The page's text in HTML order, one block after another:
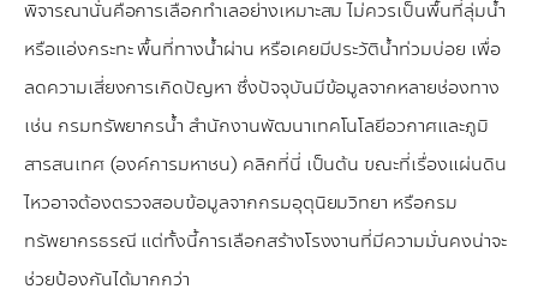
พิจารณานั่นคือการเลือกทำเลอย่างเหมาะสม ไม่ควรเป็นพื้นที่ลุ่มน้ำ
หรือแอ่งกระทะ พื้นที่ทางน้ำผ่าน หรือเคยมีประวัติน้ำท่วมบ่อย เพื่อ
ลดความเสี่ยงการเกิดปัญหา ซึ่งปัจจุบันมีข้อมูลจากหลายช่องทาง
เช่น กรมทรัพยากรน้ำ สำนักงานพัฒนาเทคโนโลยีอวกาศและภูมิ
สารสนเทศ (องค์การมหาชน) คลิกที่นี่ เป็นต้น ขณะที่เรื่องแผ่นดิน
ไหวอาจต้องตรวจสอบข้อมูลจากกรมอุตุนิยมวิทยา หรือกรม
ทรัพยากรธรณี แต่ทั้งนี้การเลือกสร้างโรงงานที่มีความมั่นคงน่าจะ
ช่วยป้องกันได้มากกว่า